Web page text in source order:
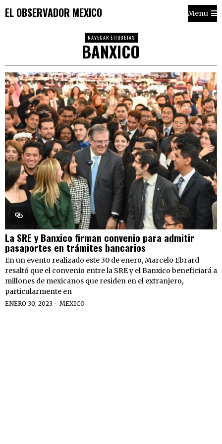
EL OBSERVADOR MEXICO Menu
NAVEGAR ETIQUETAS
BANXICO
La SRE y Banxico firman convenio para admitir
pasaportes en trámites bancarios
En un evento realizado este 30 de enero, Marcelo Ebrard
resaltó que el convenio entre la SRE y el Banxico beneficiará a
millones de mexicanos que residen en el extranjero,
particularmente en
ENERO 30, 2023 MEXICO